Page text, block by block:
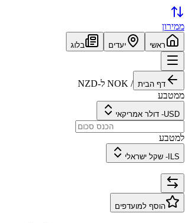
ממירון
ראשי יעדים בלוג
דף הבית /
NOK ל-NZD
ממטבע
USD
- דולר אמריקאי
למטבע
ILS
- שקל ישראלי
הוסף למועדפים